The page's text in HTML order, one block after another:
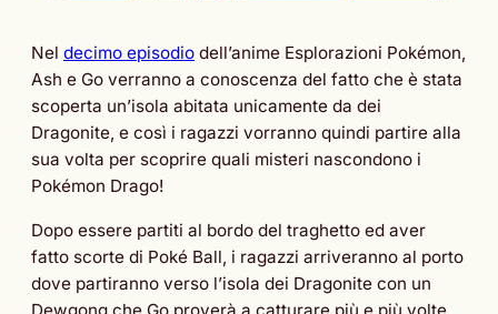
Nel decimo episodio dell’anime Esplorazioni Pokémon,
Ash e Go verranno a conoscenza del fatto che è stata
scoperta un’isola abitata unicamente da dei
Dragonite, e così i ragazzi vorranno quindi partire alla
sua volta per scoprire quali misteri nascondono i
Pokémon Drago!
Dopo essere partiti al bordo del traghetto ed aver
fatto scorte di Poké Ball, i ragazzi arriveranno al porto
dove partiranno verso l’isola dei Dragonite con un